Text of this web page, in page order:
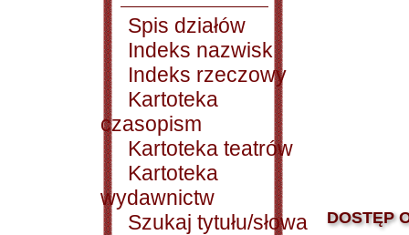
Spis działów
Indeks nazwisk
Indeks rzeczowy
Kartoteka
czasopism
Kartoteka teatrów
Kartoteka
wydawnictw
Szukaj tytułu/słowa
DOSTĘP